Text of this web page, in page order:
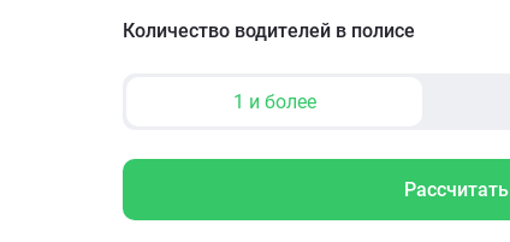
Количество водителей в полисе
1 и более
Рассчитать